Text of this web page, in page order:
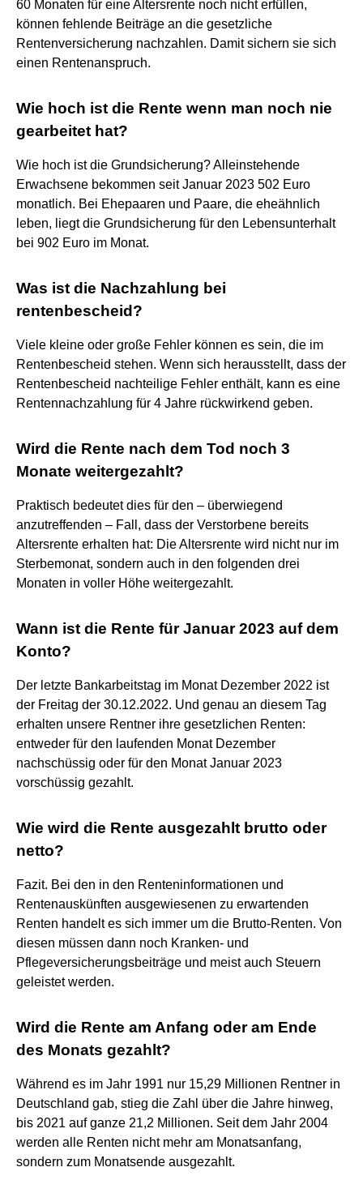
60 Monaten für eine Altersrente noch nicht erfüllen,
können fehlende Beiträge an die gesetzliche
Rentenversicherung nachzahlen. Damit sichern sie sich
einen Rentenanspruch.
Wie hoch ist die Rente wenn man noch nie
gearbeitet hat?
Wie hoch ist die Grundsicherung? Alleinstehende
Erwachsene bekommen seit Januar 2023 502 Euro
monatlich. Bei Ehepaaren und Paare, die eheähnlich
leben, liegt die Grundsicherung für den Lebensunterhalt
bei 902 Euro im Monat.
Was ist die Nachzahlung bei
rentenbescheid?
Viele kleine oder große Fehler können es sein, die im
Rentenbescheid stehen. Wenn sich herausstellt, dass der
Rentenbescheid nachteilige Fehler enthält, kann es eine
Rentennachzahlung für 4 Jahre rückwirkend geben.
Wird die Rente nach dem Tod noch 3
Monate weitergezahlt?
Praktisch bedeutet dies für den – überwiegend
anzutreffenden – Fall, dass der Verstorbene bereits
Altersrente erhalten hat: Die Altersrente wird nicht nur im
Sterbemonat, sondern auch in den folgenden drei
Monaten in voller Höhe weitergezahlt.
Wann ist die Rente für Januar 2023 auf dem
Konto?
Der letzte Bankarbeitstag im Monat Dezember 2022 ist
der Freitag der 30.12.2022. Und genau an diesem Tag
erhalten unsere Rentner ihre gesetzlichen Renten:
entweder für den laufenden Monat Dezember
nachschüssig oder für den Monat Januar 2023
vorschüssig gezahlt.
Wie wird die Rente ausgezahlt brutto oder
netto?
Fazit. Bei den in den Renteninformationen und
Rentenauskünften ausgewiesenen zu erwartenden
Renten handelt es sich immer um die Brutto-Renten. Von
diesen müssen dann noch Kranken- und
Pflegeversicherungsbeiträge und meist auch Steuern
geleistet werden.
Wird die Rente am Anfang oder am Ende
des Monats gezahlt?
Während es im Jahr 1991 nur 15,29 Millionen Rentner in
Deutschland gab, stieg die Zahl über die Jahre hinweg,
bis 2021 auf ganze 21,2 Millionen. Seit dem Jahr 2004
werden alle Renten nicht mehr am Monatsanfang,
sondern zum Monatsende ausgezahlt.